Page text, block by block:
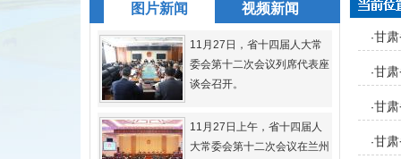
图片新闻 视频新闻
11月27日，省十四届人大常
委会第十二次会议列席代表座
谈会召开。
11月27日上午，省十四届人
大常委会第十二次会议在兰州
·甘
·甘
·甘
·甘